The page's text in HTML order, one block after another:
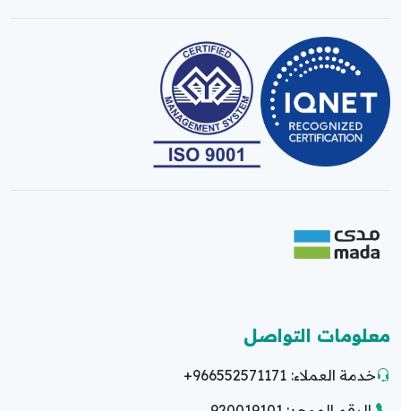
معلومات التواصل
خدمة العملاء: +966552571171